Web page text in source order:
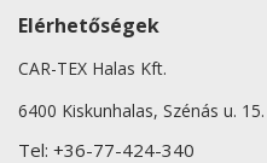
Elérhetőségek
CAR-TEX Halas Kft.
6400 Kiskunhalas, Szénás u. 15.
Tel: +36-77-424-340